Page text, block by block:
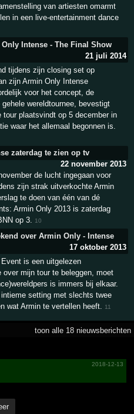
van artiesten omarmt
in een live-entertainment dance
Intense - The Final Show
21 juli 2014
tijdens zijn closing set op
zijn Armin Only Intense
voor het concept, de
wereldtournee, bevestigt
plaatsvindt op 5 december in
waar het allemaal begonnen is.
zaterdag te zien op tv
22 november 2013
de lucht ingegaan voor
zijn strak uitverkochte Armin
te doen van één van dé
Armin Only 2013 is zaterdag
op 3. 10
over Armin Only - Intense
17 oktober 2013
is een uitgelezen
mijn tour te beleggen, moet
is immers bij elkaar.
setting met slechts twee
wat Armin te vertellen heeft. 11
toon alle 18 nieuwsberichten
2018-12-13